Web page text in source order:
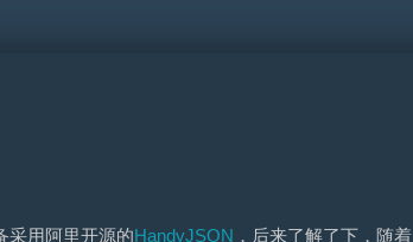
采用阿里开源的HandyJSON ，后来了解了下，随着